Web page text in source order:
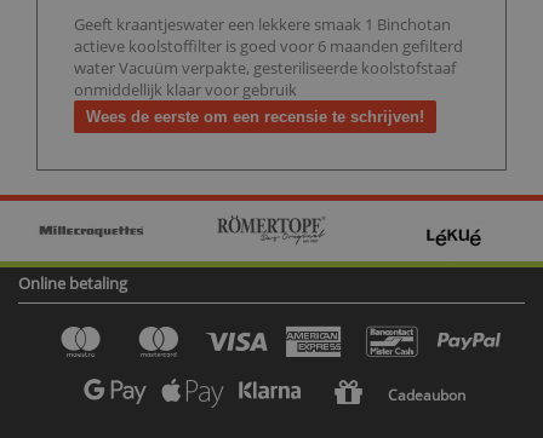
Geeft kraantjeswater een lekkere smaak 1 Binchotan
actieve koolstoffilter is goed voor 6 maanden gefilterd
water Vacuüm verpakte, gesteriliseerde koolstofstaaf
onmiddellijk klaar voor gebruik
Wees de eerste om een recensie te schrijven!
Online betaling
Cadeaubon